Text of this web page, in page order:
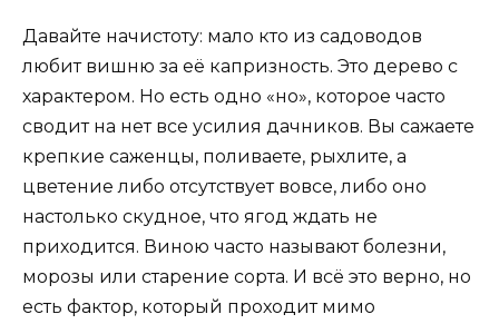
Давайте начистоту: мало кто из садоводов
любит вишню за её капризность. Это дерево с
характером. Но есть одно «но», которое часто
сводит на нет все усилия дачников. Вы сажаете
крепкие саженцы, поливаете, рыхлите, а
цветение либо отсутствует вовсе, либо оно
настолько скудное, что ягод ждать не
приходится. Виною часто называют болезни,
морозы или старение сорта. И всё это верно, но
есть фактор, который проходит мимо